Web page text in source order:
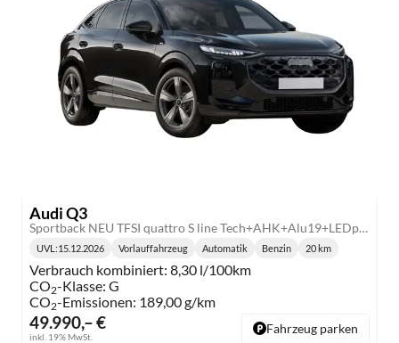
Audi Q3
Sportback NEU TFSI quattro S line Tech+AHK+Alu19+LEDplus+KlimaPlus+ExtSchwarz
49.990,– €
inkl. 19% MwSt.
Lieferzeit:
UVL :15.12.2026 Vorlauffahrzeug
Getriebe:
Automatik
Kraftstoff:
Benzin
Kilometerstand:
20 km
Verbrauch kombiniert: 8,30 l/100km
CO2-Klasse: G
CO2-Emissionen: 189,00 g/km
Fahrzeug parken